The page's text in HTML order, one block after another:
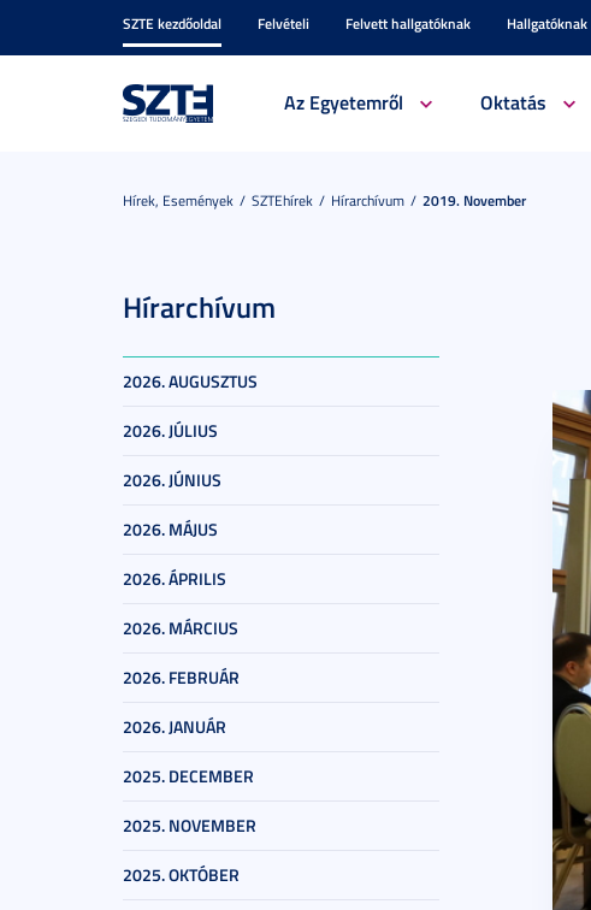
SZTE kezdőoldal Felvételi Felvett hallgatóknak Hallgatóknak
Az Egyetemről Oktatás
Hírek, Események SZTEhírek Hírarchívum 2019. November
Hírarchívum
2026. AUGUSZTUS
2026. JÚLIUS
2026. JÚNIUS
2026. MÁJUS
2026. ÁPRILIS
2026. MÁRCIUS
2026. FEBRUÁR
2026. JANUÁR
2025. DECEMBER
2025. NOVEMBER
2025. OKTÓBER